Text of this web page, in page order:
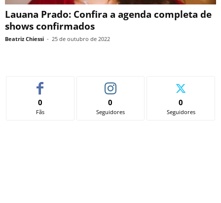
Lauana Prado: Confira a agenda completa de
shows confirmados
Beatriz Chiessi - 25 de outubro de 2022
0
Fãs
0
Seguidores
0
Seguidores